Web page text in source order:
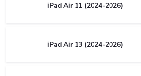
iPad Air 11 (2024-2026)
iPad Air 13 (2024-2026)